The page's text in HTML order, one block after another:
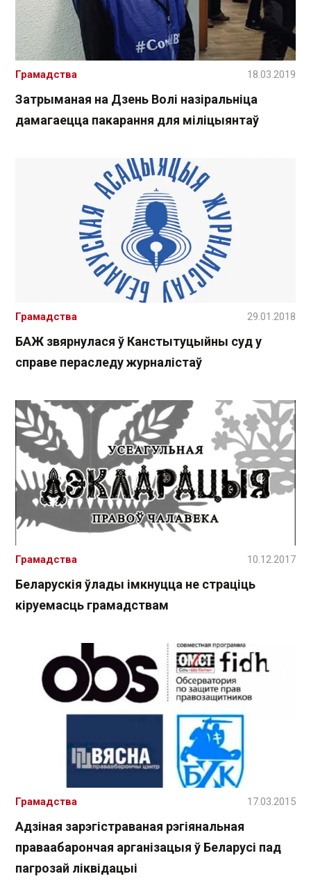
Затрыманая на Дзень Волі назіральніца
дамагаецца пакарання для міліцыянтаў
Грамадства 18.03.2019
БАЖ звярнулася ў Канстытуцыйны суд у
справе пераследу журналістаў
Грамадства 29.01.2018
Беларускія ўлады імкнуцца не страціць
кіруемасць грамадствам
Грамадства 10.12.2017
Адзіная зарэгістраваная рэгіянальная
праваабарончая арганізацыя ў Беларусі пад
пагрозай ліквідацыі
Грамадства 17.03.2015